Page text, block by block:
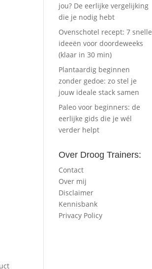
jou? De eerlijke vergelijking
die je nodig hebt
Ovenschotel recept: 7 snelle
ideeën voor doordeweeks
(klaar in 30 min)
Plantaardig beginnen
zonder gedoe: zo stel je
jouw ideale stack samen
Paleo voor beginners: de
eerlijke gids die je wél
verder helpt
Over Droog Trainers:
Contact
Over mij
Disclaimer
Kennisbank
Privacy Policy